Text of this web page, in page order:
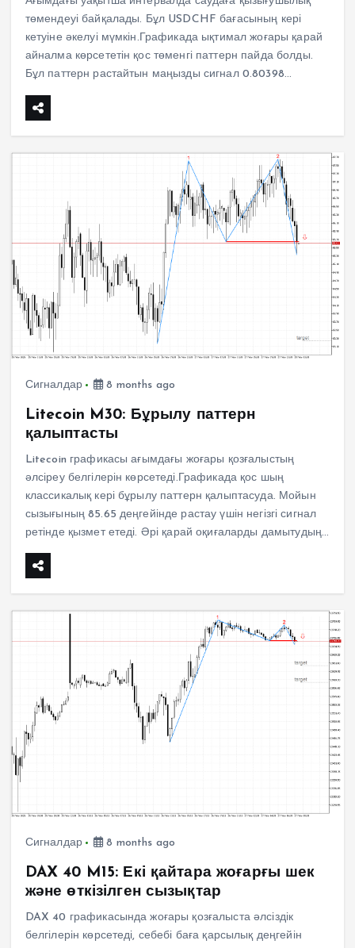
төмендеуі байқалады. Бұл USDCHF бағасының кері
кетуіне әкелуі мүмкін.Графикада ықтимал жоғары қарай
айналма көрсететін қос төменгі паттерн пайда болды.
Бұл паттерн растайтын маңызды сигнал 0.80398…
Сигналдар 8 months ago
Litecoin M30: Бұрылу паттерн
қалыптасты
Litecoin графикасы ағымдағы жоғары қозғалыстың
әлсіреу белгілерін көрсетеді.Графикада қос шың
классикалық кері бұрылу паттерн қалыптасуда. Мойын
сызығының 85.65 деңгейінде растау үшін негізгі сигнал
ретінде қызмет етеді. Әрі қарай оқиғаларды дамытудың…
Сигналдар 8 months ago
DAX 40 M15: Екі қайтара жоғарғы шек
және өткізілген сызықтар
DAX 40 графикасында жоғары қозғалыста әлсіздік
белгілерін көрсетеді, себебі баға қарсылық деңгейін